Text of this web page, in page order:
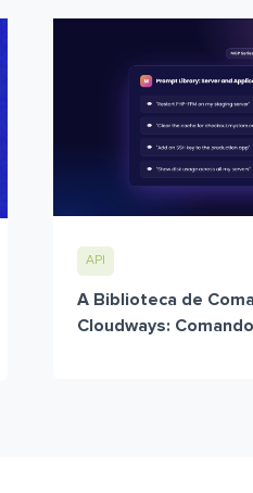
API
A Biblioteca de
Cloudways: